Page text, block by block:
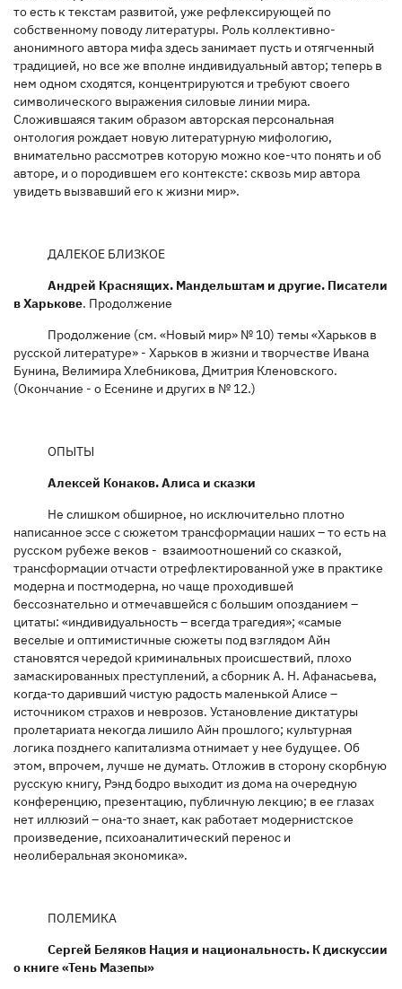
то есть к текстам развитой, уже рефлексирующей по
собственному поводу литературы. Роль коллективно-
анонимного автора мифа здесь занимает пусть и отягченный
традицией, но все же вполне индивидуальный автор; теперь в
нем одном сходятся, концентрируются и требуют своего
символического выражения силовые линии мира.
Сложившаяся таким образом авторская персональная
онтология рождает новую литературную мифологию,
внимательно рассмотрев которую можно кое-что понять и об
авторе, и о породившем его контексте: сквозь мир автора
увидеть вызвавший его к жизни мир».
ДАЛЕКОЕ БЛИЗКОЕ
Андрей Краснящих. Мандельштам и другие. Писатели
в Харькове. Продолжение
Продолжение (см. «Новый мир» № 10) темы «Харьков в
русской литературе» - Харьков в жизни и творчестве Ивана
Бунина, Велимира Хлебникова, Дмитрия Кленовского.
(Окончание - о Есенине и других в № 12.)
ОПЫТЫ
Алексей Конаков. Алиса и сказки
Не слишком обширное, но исключительно плотно
написанное эссе с сюжетом трансформации наших – то есть на
русском рубеже веков - взаимоотношений со сказкой,
трансформации отчасти отрефлектированной уже в практике
модерна и постмодерна, но чаще проходившей
бессознательно и отмечавшейся с большим опозданием –
цитаты: «индивидуальность – всегда трагедия»; «самые
веселые и оптимистичные сюжеты под взглядом Айн
становятся чередой криминальных происшествий, плохо
замаскированных преступлений, а сборник А. Н. Афанасьева,
когда-то даривший чистую радость маленькой Алисе –
источником страхов и неврозов. Установление диктатуры
пролетариата некогда лишило Айн прошлого; культурная
логика позднего капитализма отнимает у нее будущее. Об
этом, впрочем, лучше не думать. Отложив в сторону скорбную
русскую книгу, Рэнд бодро выходит из дома на очередную
конференцию, презентацию, публичную лекцию; в ее глазах
нет иллюзий – она-то знает, как работает модернистское
произведение, психоаналитический перенос и
неолиберальная экономика».
ПОЛЕМИКА
Сергей Беляков Нация и национальность. К дискуссии
о книге «Тень Мазепы»